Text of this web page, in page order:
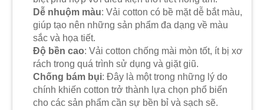
Dễ nhuộm màu: Vải cotton có bề mặt dễ bắt màu,
giúp tạo nên những sản phẩm đa dạng về màu
sắc và họa tiết.
Độ bền cao: Vải cotton chống mài mòn tốt, ít bị xơ
rách trong quá trình sử dụng và giặt giũ.
Chống bám bụi: Đây là một trong những lý do
chính khiến cotton trở thành lựa chọn phổ biến
cho các sản phẩm cần sự bền bỉ và sạch sẽ.